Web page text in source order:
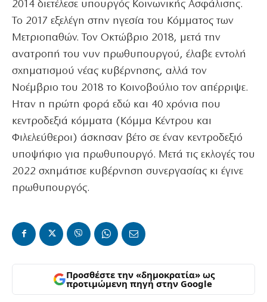
2014 διετέλεσε υπουργός Κοινωνικής Ασφάλισης.
Το 2017 εξελέγη στην ηγεσία του Κόμματος των
Μετριοπαθών. Τον Οκτώβριο 2018, μετά την
ανατροπή του νυν πρωθυπουργού, έλαβε εντολή
σχηματισμού νέας κυβέρνησης, αλλά τον
Νοέμβριο του 2018 το Κοινοβούλιο τον απέρριψε.
Ηταν η πρώτη φορά εδώ και 40 χρόνια που
κεντροδεξιά κόμματα (Κόμμα Κέντρου και
Φιλελεύθεροι) άσκησαν βέτο σε έναν κεντροδεξιό
υποψήφιο για πρωθυπουργό. Μετά τις εκλογές του
2022 σχημάτισε κυβέρνηση συνεργασίας κι έγινε
πρωθυπουργός.
Προσθέστε την «δημοκρατία» ως
προτιμώμενη πηγή στην Google